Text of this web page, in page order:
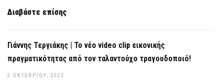
Διαβάστε επίσης
Γιάννης Τεργιάκης | Το νέο video clip εικονικής
πραγματικότητας από τον ταλαντούχο τραγουδοποιό!
2 ΟΚΤΩΒΡΊΟΥ, 2022